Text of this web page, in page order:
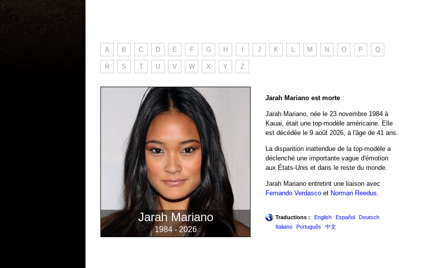
A B C D E F G H J K L M N O P Q
R S T U V W X Y Z
Jarah Mariano
1984 - 2026
Jarah Mariano est morte
Jarah Mariano, née le 23 novembre 1984 à
Kauai, était une top-modèle américaine. Elle
est décédée le 9 août 2026, à l'âge de 41 ans.
La disparition inattendue de la top-modèle a
déclenché une importante vague d'émotion
aux États-Unis et dans le reste du monde.
Jarah Mariano entretint une liaison avec
Fernando Verdasco et Norman Reedus
Traductions : English Español
Deutsch
Italiano
Português 中文